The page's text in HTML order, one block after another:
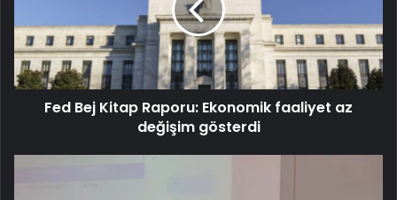
Fed Bej Kitap Raporu: Ekonomik faaliyet az
değişim gösterdi